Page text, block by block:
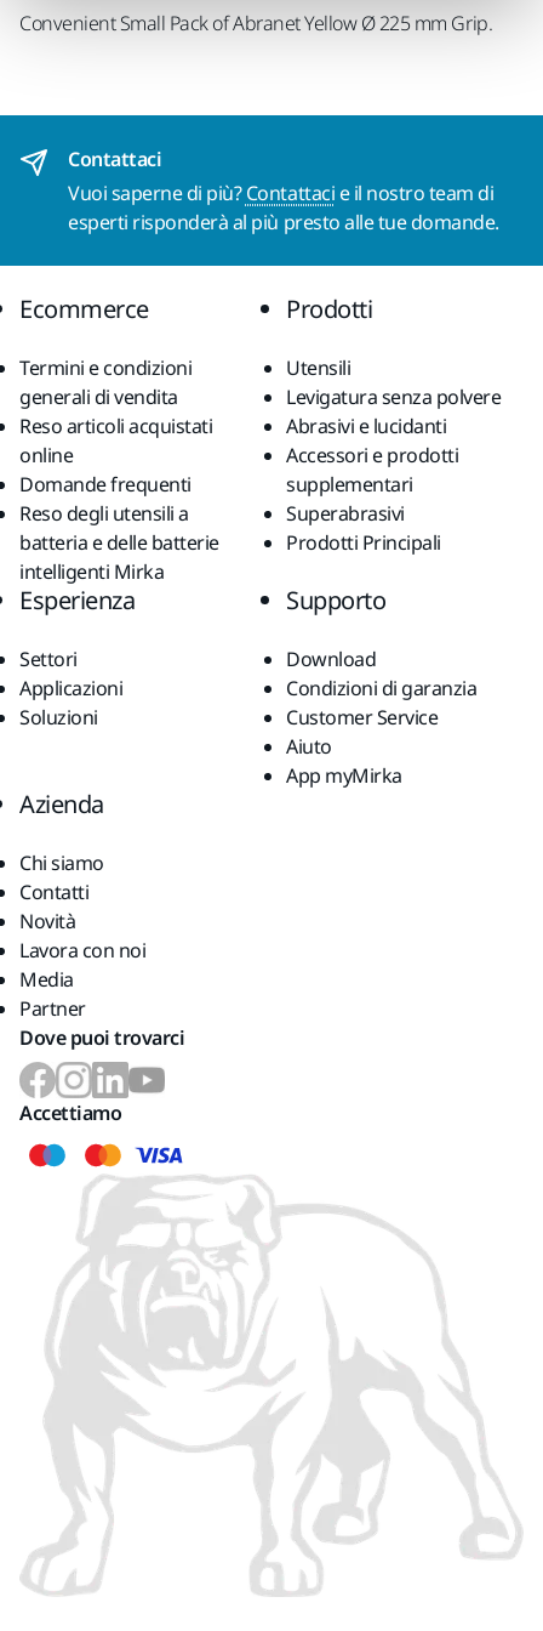
Convenient Small Pack ofAbranet Yellow Ø 225 mm Grip.
Contattaci
Vuoi saperne di più?Contattaci e il nostro team di
esperti risponderà al più presto alle tue domande.
Ecommerce
Termini e condizioni
generali di vendita
Reso articoli acquistati
online
Domande frequenti
Reso degli utensili a
batteria e delle batterie
intelligenti Mirka
Prodotti
Utensili
Levigatura senza polvere
Abrasivi e lucidanti
Accessori e prodotti
supplementari
Superabrasivi
Prodotti Principali
Esperienza
Settori
Applicazioni
Soluzioni
Supporto
Download
Condizioni di garanzia
Customer Service
Aiuto
App myMirka
Azienda
Chi siamo
Contatti
Novità
Lavora con noi
Media
Partner
Dove puoi trovarci
Accettiamo